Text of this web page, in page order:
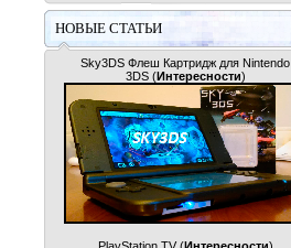
НОВЫЕ СТАТЬИ
Sky3DS Флеш Картридж для Nintendo
3DS (Интересности)